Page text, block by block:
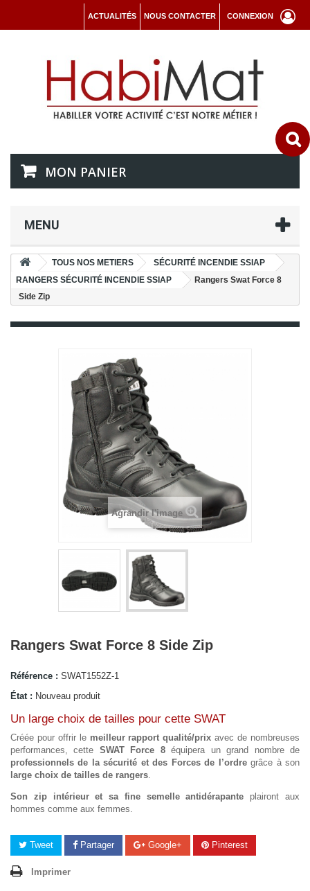
CONNEXION
NOUS CONTACTER
ACTUALITÉS
MON PANIER
MENU
TOUS NOS METIERS
SÉCURITÉ INCENDIE SSIAP
RANGERS SÉCURITÉ INCENDIE SSIAP
Rangers Swat Force 8
Side Zip
Agrandir l'image
Rangers Swat Force 8 Side Zip
Référence : SWAT1552Z-1
État : Nouveau produit
Un large choix de tailles pour cette SWAT
Créée pour offrir le meilleur rapport qualité/prixavec de nombreuses
performances, cette SWAT Force 8équipera un grand nombre de
professionnels de la sécurité et des Forces de l’ordregrâce à son
large choix de tailles de rangers.
Son zip intérieur et sa fine semelle antidérapante plairont aux
hommes comme aux femmes.
Tweet Partager Google+ Pinterest
Imprimer